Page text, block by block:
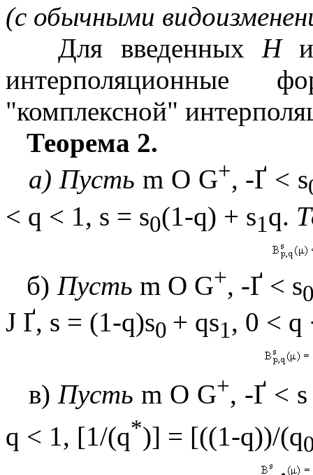
(с обычными
Для введенных H
интерполяционные
"комплексной"
Теорема 2.
а) Пусть m О G+, -Ґ < s
< q < 1, s = s0(1-q) + s1q.
б) Пусть m О G+, -Ґ < s
Ј Ґ, s = (1-q)s0 + qs1, 0 < q
в)Пусть m О G+, -Ґ <
q < 1, [1/(q*)] = [((1-q))/(q